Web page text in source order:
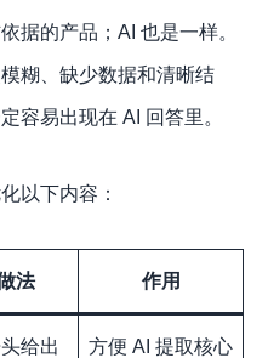
据的产品；AI 也是一样。
糊、缺少数据和清晰结
容易出现在 AI 回答里。
以下内容：
法 作用
给出 方便 AI 提取核心